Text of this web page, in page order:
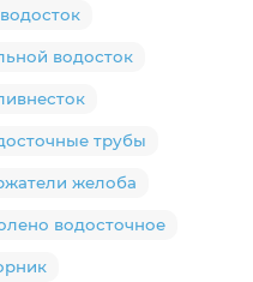
водосток
водосток
трубы
желоба
водосточное